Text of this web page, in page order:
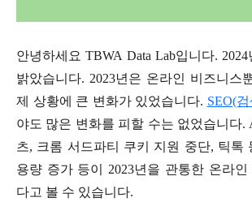
안녕하세요 TBWA Data Lab입니다.
밝았습니다. 2023년은 온라인 비즈니스
제 상황에 큰 변화가 있었습니다. SEO(
야도 많은 변화를 피할 수는 없었습니다.
츠, 크롬 서드파티 쿠키 지원 중단, 틱톡
용량 증가 등이 2023년을 관통한 온라인
다고 볼 수 있습니다.